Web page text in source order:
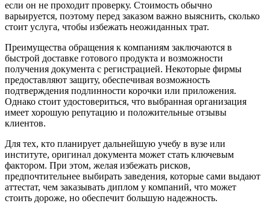
если он не проходит проверку. Стоимость обычно
варьируется, поэтому перед заказом важно выяснить, сколько
стоит услуга, чтобы избежать неожиданных трат.
Преимущества обращения к компаниям заключаются в
быстрой доставке готового продукта и возможности
получения документа с регистрацией. Некоторые фирмы
предоставляют защиту, обеспечивая возможность
подтверждения подлинности корочки или приложения.
Однако стоит удостовериться, что выбранная организация
имеет хорошую репутацию и положительные отзывы
клиентов.
Для тех, кто планирует дальнейшую учебу в вузе или
институте, оригинал документа может стать ключевым
фактором. При этом, желая избежать рисков,
предпочтительнее выбирать заведения, которые сами выдают
аттестат, чем заказывать диплом у компаний, что может
стоить дороже, но обеспечит большую надежность.